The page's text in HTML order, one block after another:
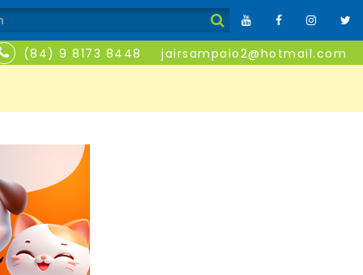
(84) 9 8173 8448 jairsampaio2@hotmail.com